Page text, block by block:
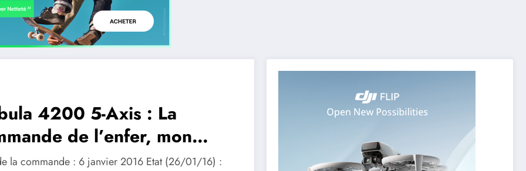
4200 5-Axis : La
de l’enfer, mon
FilmPower
la commande : 6 janvier 2016 Etat (26/01/16) :